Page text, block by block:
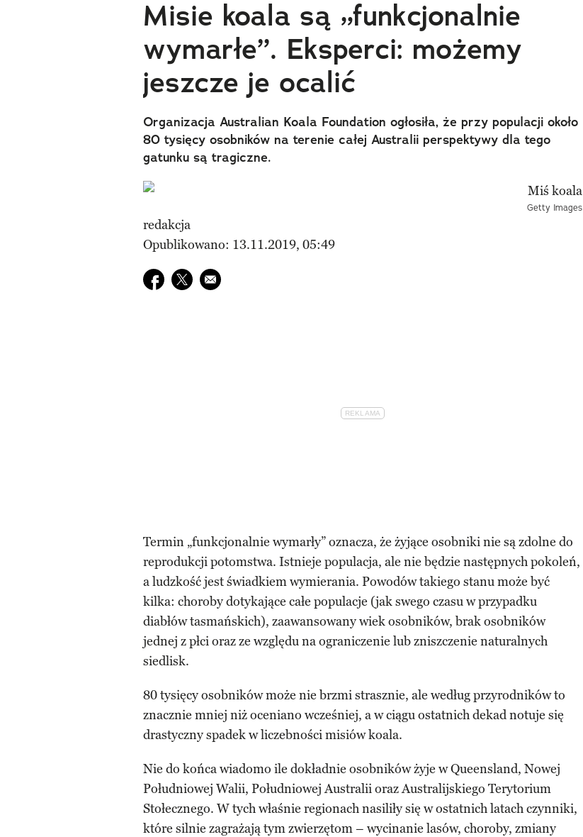
Misie koala są „funkcjonalnie
wymarłe”. Eksperci: możemy
jeszcze je ocalić
Organizacja Australian Koala Foundation ogłosiła, że przy populacji około
80 tysięcy osobników na terenie całej Australii perspektywy dla tego
gatunku są tragiczne.
Getty Images
redakcja
Opublikowano: 13.11.2019, 05:49
Udostępnij na facebook
Udostępnij na twitter
E-mail do przyjaciela
Termin „funkcjonalnie wymarły” oznacza, że żyjące osobniki nie są zdolne do
reprodukcji potomstwa. Istnieje populacja, ale nie będzie następnych pokoleń,
a ludzkość jest świadkiem wymierania. Powodów takiego stanu może być
kilka: choroby dotykające całe populacje (jak swego czasu w przypadku
diabłów tasmańskich), zaawansowany wiek osobników, brak osobników
jednej z płci oraz ze względu na ograniczenie lub zniszczenie naturalnych
siedlisk.
80 tysięcy osobników może nie brzmi strasznie, ale według przyrodników to
znacznie mniej niż oceniano wcześniej, a w ciągu ostatnich dekad notuje się
drastyczny spadek w liczebności misiów koala.
Nie do końca wiadomo ile dokładnie osobników żyje w Queensland, Nowej
Południowej Walii, Południowej Australii oraz Australijskiego Terytorium
Stołecznego. W tych właśnie regionach nasiliły się w ostatnich latach czynniki,
które silnie zagrażają tym zwierzętom – wycinanie lasów, choroby, zmiany